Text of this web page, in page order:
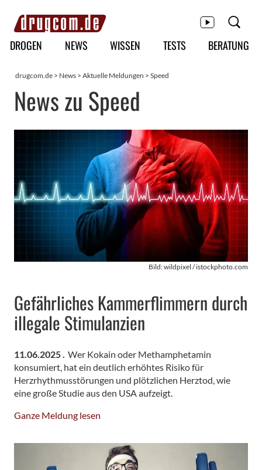
Hauptmenü
DROGEN NEWS WISSEN TESTS BERATUNG
drugcom.de > News > Aktuelle Meldungen > Speed
News zu Speed
Bild: wildpixel / istockphoto.com
Gefährliches Kammerflimmern durch
illegale Stimulanzien
11.06.2025 . Wer Kokain oder Methamphetamin
konsumiert, hat ein deutlich erhöhtes Risiko für
Herzrhythmusstörungen und plötzlichen Herztod, wie
eine große Studie aus den USA aufzeigt.
Ganze Meldung lesen